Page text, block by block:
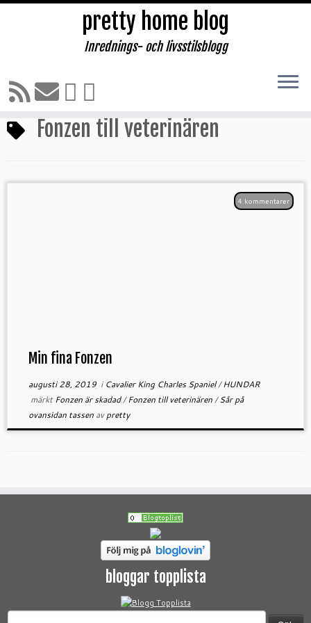
Hoppa
till
pretty home blog
Inrednings- och livsstilsblogg
Hem » Fonzen till veterinären
Fonzen till veterinären
4 kommentarer
Min fina Fonzen
augusti 28, 2019i Cavalier King Charles Spaniel/HUNDAR
märktFonzen är skadad/Fonzen till veterinären/Sår på
ovansidan tassen avpretty
bloggar topplista
Sök